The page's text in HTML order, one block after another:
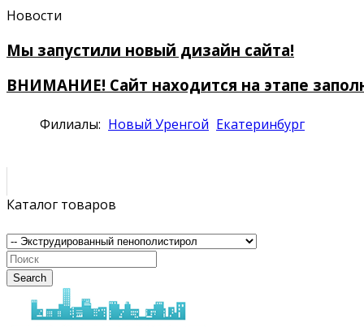
Новости
Мы запустили новый дизайн сайта!
ВНИМАНИЕ! Сайт находится на этапе
Филиалы: Новый Уренгой Екатеринбург
Каталог товаров
Search